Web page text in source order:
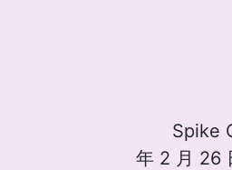
Spike
年 2 月 26